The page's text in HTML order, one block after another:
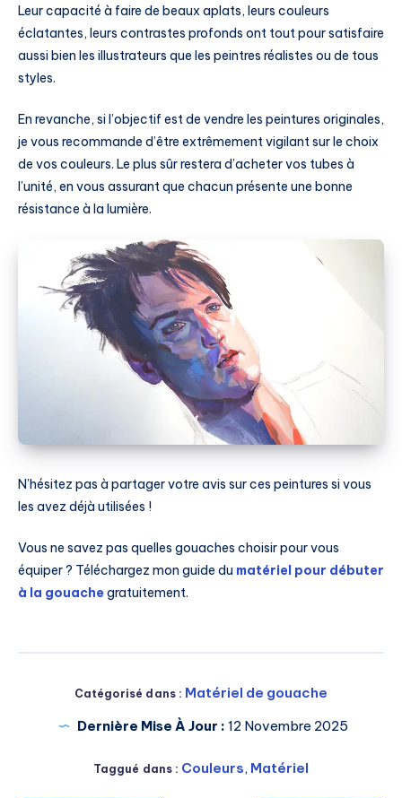
Leur capacité à faire de beaux aplats, leurs couleurs
éclatantes, leurs contrastes profonds ont tout pour satisfaire
aussi bien les illustrateurs que les peintres réalistes ou de tous
styles.
En revanche, si l’objectif est de vendre les peintures originales,
je vous recommande d’être extrêmement vigilant sur le choix
de vos couleurs. Le plus sûr restera d’acheter vos tubes à
l’unité, en vous assurant que chacun présente une bonne
résistance à la lumière.
N’hésitez pas à partager votre avis sur ces peintures si vous
les avez déjà utilisées !
Vous ne savez pas quelles gouaches choisir pour vous
équiper ? Téléchargez mon guide du matériel pour débuter
à la gouachegratuitement.
Catégorisé dans : Matériel de gouache
Dernière Mise À Jour : 12 Novembre 2025
Taggué dans : Couleurs, Matériel